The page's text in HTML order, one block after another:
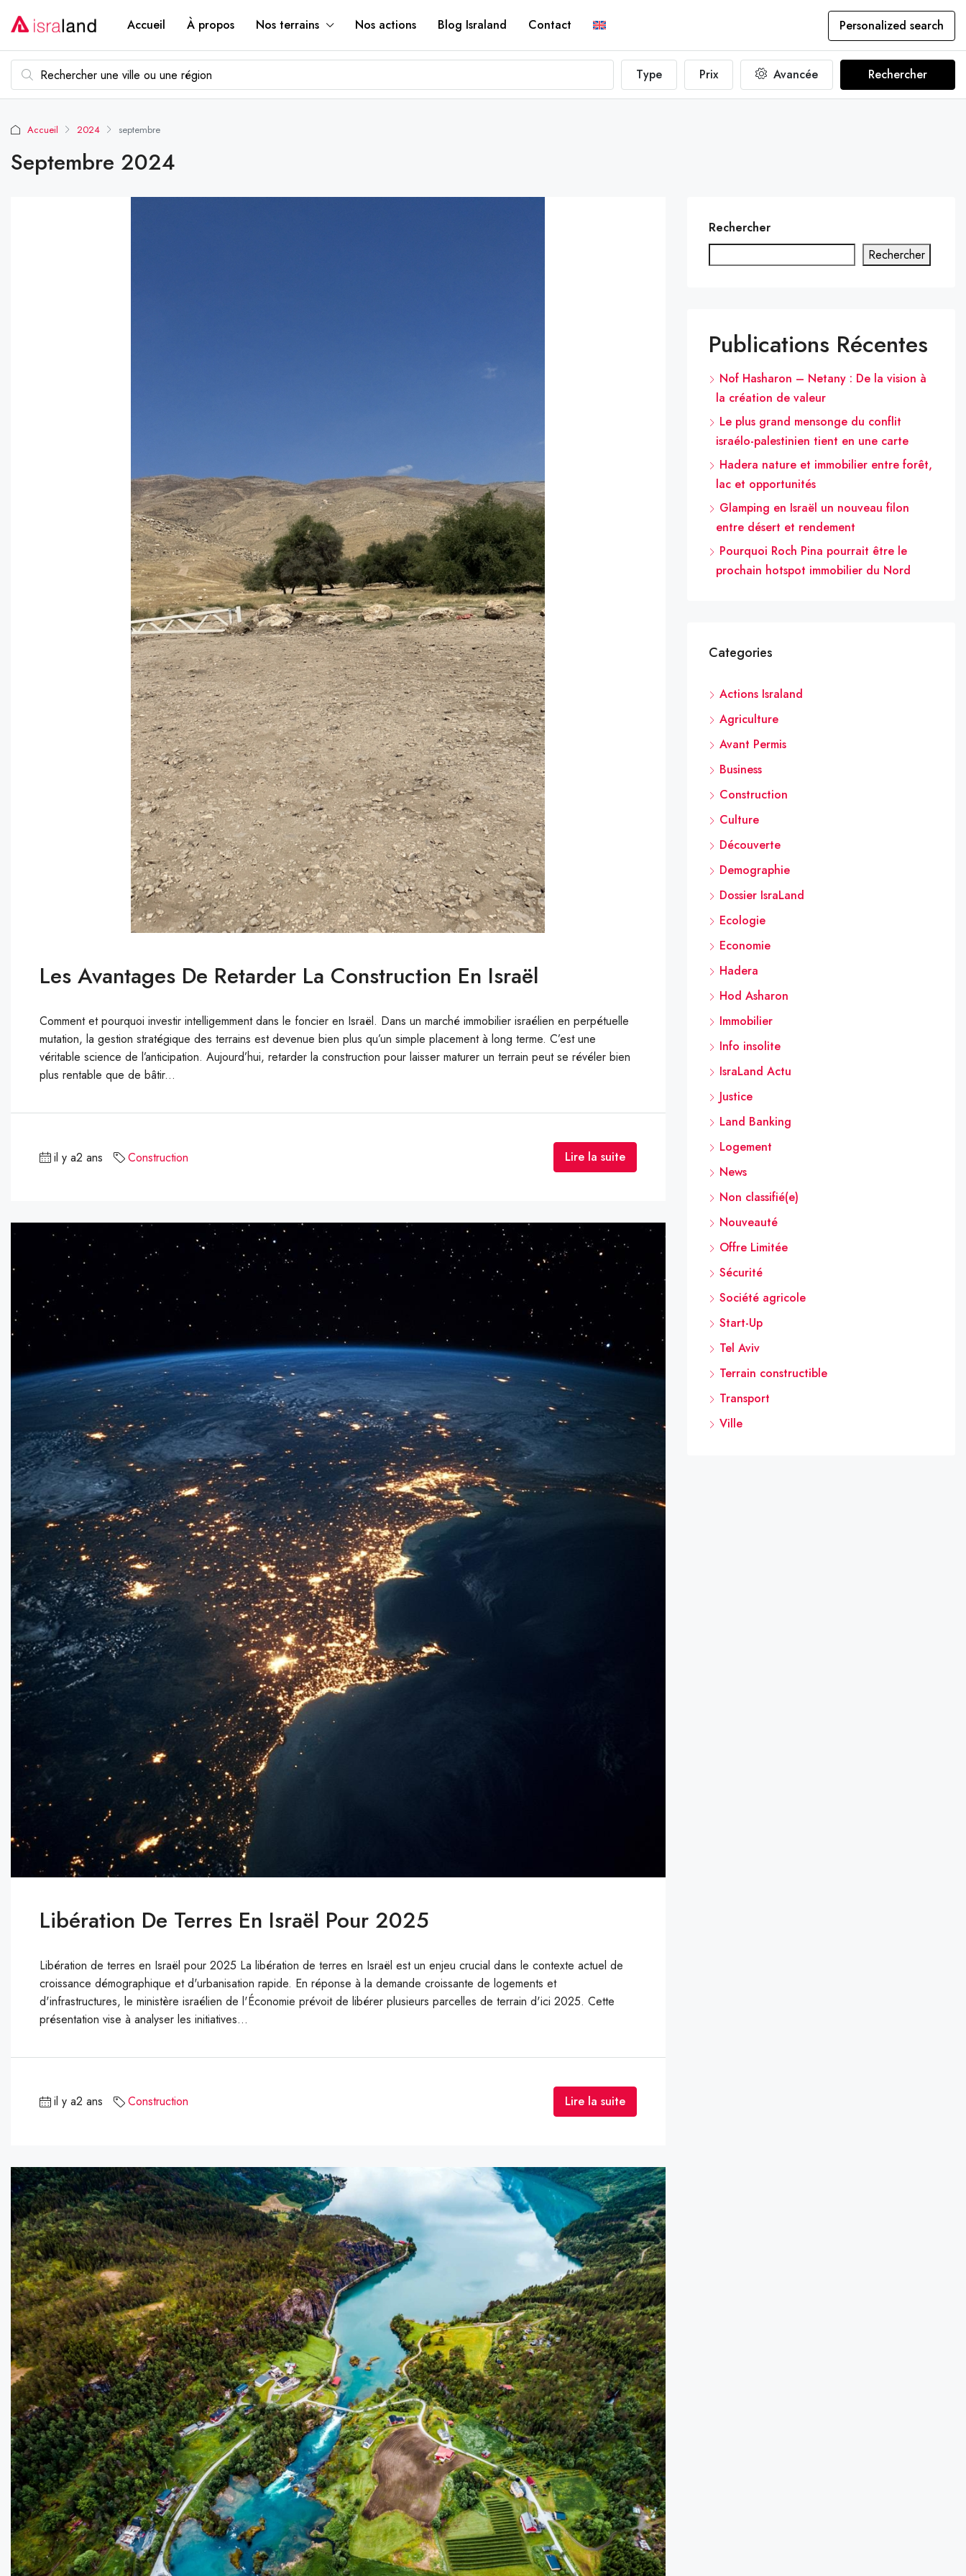
Accueil À propos Nos terrains Nos actions Blog Israland Contact Personalized search
Type Prix Avancée Rechercher
Accueil 2024 septembre
Septembre 2024
Les Avantages De Retarder La Construction En Israël
Comment et pourquoi investir intelligemment dans le foncier en Israël. Dans un marché immobilier israélien en perpétuelle
mutation, la gestion stratégique des terrains est devenue bien plus qu’un simple placement à long terme. C’est une
véritable science de l’anticipation. Aujourd’hui, retarder la construction pour laisser maturer un terrain peut se révéler bien
plus rentable que de bâtir...
il y a2 ans Construction Lire la suite
Libération De Terres En Israël Pour 2025
Libération de terres en Israël pour 2025 La libération de terres en Israël est un enjeu crucial dans le contexte actuel de
croissance démographique et d'urbanisation rapide. En réponse à la demande croissante de logements et
d'infrastructures, le ministère israélien de l'Économie prévoit de libérer plusieurs parcelles de terrain d'ici 2025. Cette
présentation vise à analyser les initiatives...
il y a2 ans Construction Lire la suite
Rechercher
Rechercher
Publications Récentes
Nof Hasharon – Netany : De la vision à
la création de valeur
Le plus grand mensonge du conflit
israélo-palestinien tient en une carte
Hadera nature et immobilier entre forêt,
lac et opportunités
Glamping en Israël un nouveau filon
entre désert et rendement
Pourquoi Roch Pina pourrait être le
prochain hotspot immobilier du Nord
Categories
Actions Israland
Agriculture
Avant Permis
Business
Construction
Culture
Découverte
Demographie
Dossier IsraLand
Ecologie
Economie
Hadera
Hod Asharon
Immobilier
Info insolite
IsraLand Actu
Justice
Land Banking
Logement
News
Non classifié(e)
Nouveauté
Offre Limitée
Sécurité
Société agricole
Start-Up
Tel Aviv
Terrain constructible
Transport
Ville